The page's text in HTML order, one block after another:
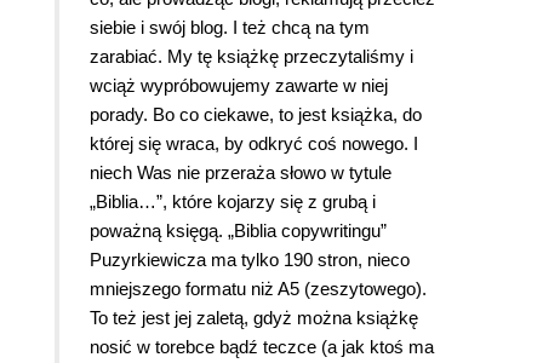
siebie i swój blog. I też chcą na tym
zarabiać. My tę książkę przeczytaliśmy i
wciąż wypróbowujemy zawarte w niej
porady. Bo co ciekawe, to jest książka, do
której się wraca, by odkryć coś nowego. I
niech Was nie przeraża słowo w tytule
„Biblia…”, które kojarzy się z grubą i
poważną księgą. „Biblia copywritingu”
Puzyrkiewicza ma tylko 190 stron, nieco
mniejszego formatu niż A5 (zeszytowego).
To też jest jej zaletą, gdyż można książkę
nosić w torebce bądź teczce (a jak ktoś ma